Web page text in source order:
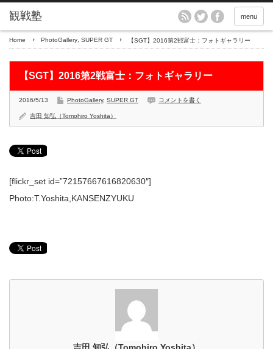
menu
Home PhotoGallery SUPER GT 【SGT】2016第2戦富士：フォトギャラリー
【SGT】2016第2戦富士：フォトギャラリー
2016/5/13 PhotoGallery, SUPER GT コメントを書く
吉田 知弘（Tomohiro Yoshita）
[flickr_set id=”72157667616820630″]
Photo:T.Yoshita,KANSENZYUKU